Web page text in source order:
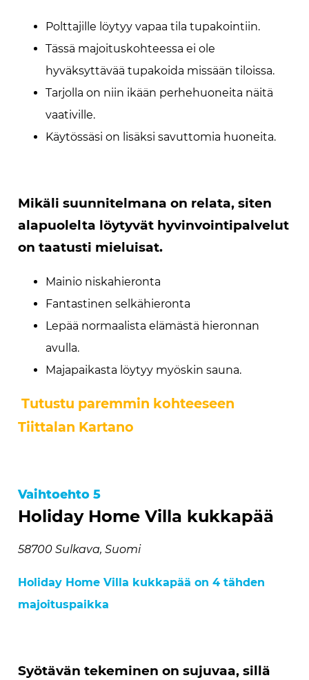
Polttajille löytyy vapaa tila tupakointiin.
Tässä majoituskohteessa ei ole
hyväksyttävää tupakoida missään tiloissa.
Tarjolla on niin ikään perhehuoneita näitä
vaativille.
Käytössäsi on lisäksi savuttomia huoneita.
Mikäli suunnitelmana on relata, siten
alapuolelta löytyvät hyvinvointipalvelut
on taatusti mieluisat.
Mainio niskahieronta
Fantastinen selkähieronta
Lepää normaalista elämästä hieronnan
avulla.
Majapaikasta löytyy myöskin sauna.
Tutustu paremmin kohteeseen
Tiittalan Kartano
Vaihtoehto 5
Holiday Home Villa kukkapää
58700 Sulkava, Suomi
Holiday Home Villa kukkapää on 4 tähden
majoituspaikka
Syötävän tekeminen on sujuvaa, sillä